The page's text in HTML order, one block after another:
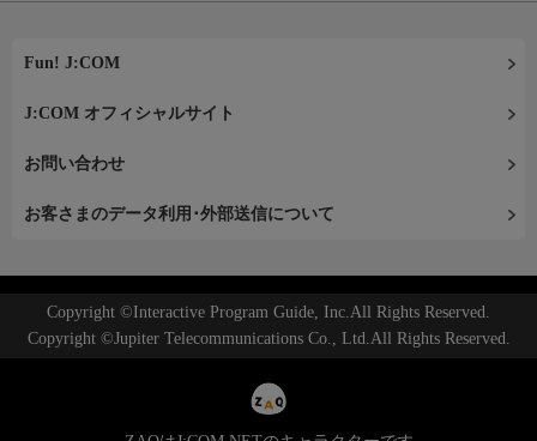
Fun! J:COM
J:COM オフィシャルサイト
お問い合わせ
お客さまのデータ利用･外部送信について
Copyright ©Interactive Program Guide, Inc.All Rights Reserved.
Copyright ©Jupiter Telecommunications Co., Ltd.All Rights Reserved.